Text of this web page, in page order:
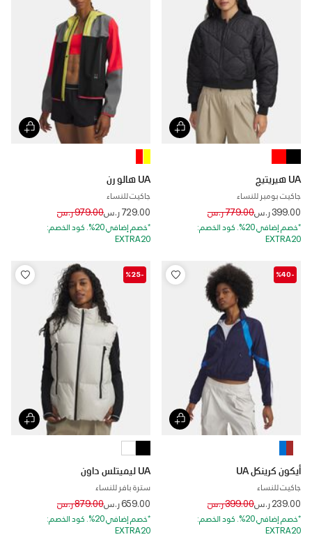
UA هيريتيج
جاكيت بومبر للنساء
399.00 ر.س Price reduced from
779.00 ر.س to
*خصم إضافي 20%. كود الخصم:
EXTRA20
UA هالو رن
جاكيت للنساء
729.00 ر.س Price reduced from
979.00 ر.س to
*خصم إضافي 20%. كود الخصم:
EXTRA20
-%40
أيكون كرينكل UA
جاكيت للنساء
239.00 ر.س Price reduced from
399.00 ر.س to
*خصم إضافي 20%. كود الخصم:
EXTRA20
-%25
UA ليميتلس داون
سترة بافر للنساء
659.00 ر.س Price reduced from
879.00 ر.س to
*خصم إضافي 20%. كود الخصم:
EXTRA20